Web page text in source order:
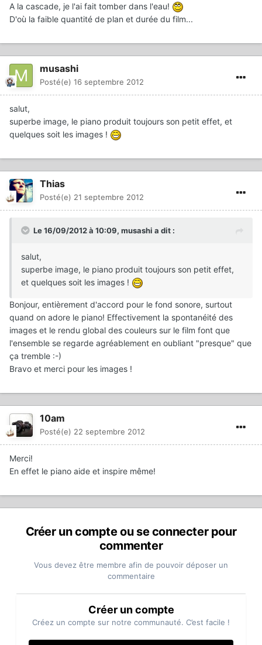
A la cascade, je l'ai fait tomber dans l'eau!
D'où la faible quantité de plan et durée du film...
musashi
Posté(e) 16 septembre 2012
salut,
superbe image, le piano produit toujours son petit effet, et
quelques soit les images !
Thias
Posté(e) 21 septembre 2012
Le 16/09/2012 à 10:09, musashi a dit :
salut,
superbe image, le piano produit toujours son petit effet,
et quelques soit les images !
Bonjour, entièrement d'accord pour le fond sonore, surtout
quand on adore le piano! Effectivement la spontanéité des
images et le rendu global des couleurs sur le film font que
l'ensemble se regarde agréablement en oubliant "presque" que
ça tremble :-)
Bravo et merci pour les images !
10am
Posté(e) 22 septembre 2012
Merci!
En effet le piano aide et inspire même!
Créer un compte ou se connecter pour
commenter
Vous devez être membre afin de pouvoir déposer un
commentaire
Créer un compte
Créez un compte sur notre communauté. C’est facile !